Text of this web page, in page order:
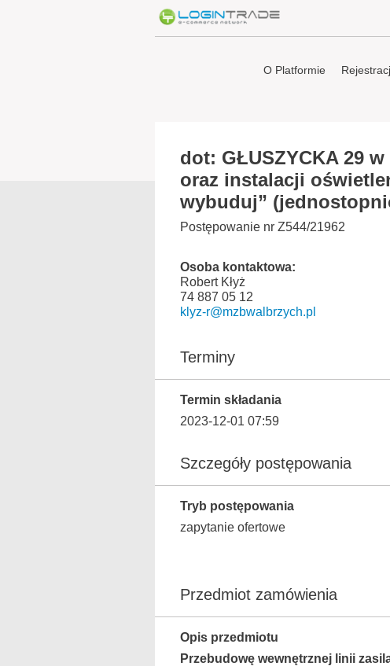
O Platformie
dot: GŁUSZYCKA 29
oraz instalacji
wybuduj”
Postępowanie nr Z544/21962
Osoba kontaktowa:
Robert Kłyż
74 887 05 12
klyz-r@mzbwalbrzych.pl
Terminy
Termin składania
2023-12-01 07:59
Szczegóły postępowania
Tryb postępowania
zapytanie ofertowe
Przedmiot zamówienia
Opis przedmiotu
Przebudowę wewnętrznej linii